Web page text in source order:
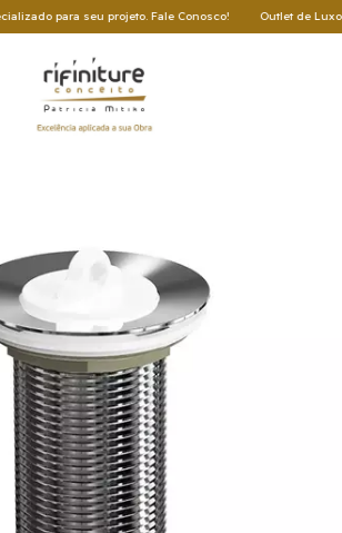
seu projeto. Fale Conosco! Outlet de Luxo: